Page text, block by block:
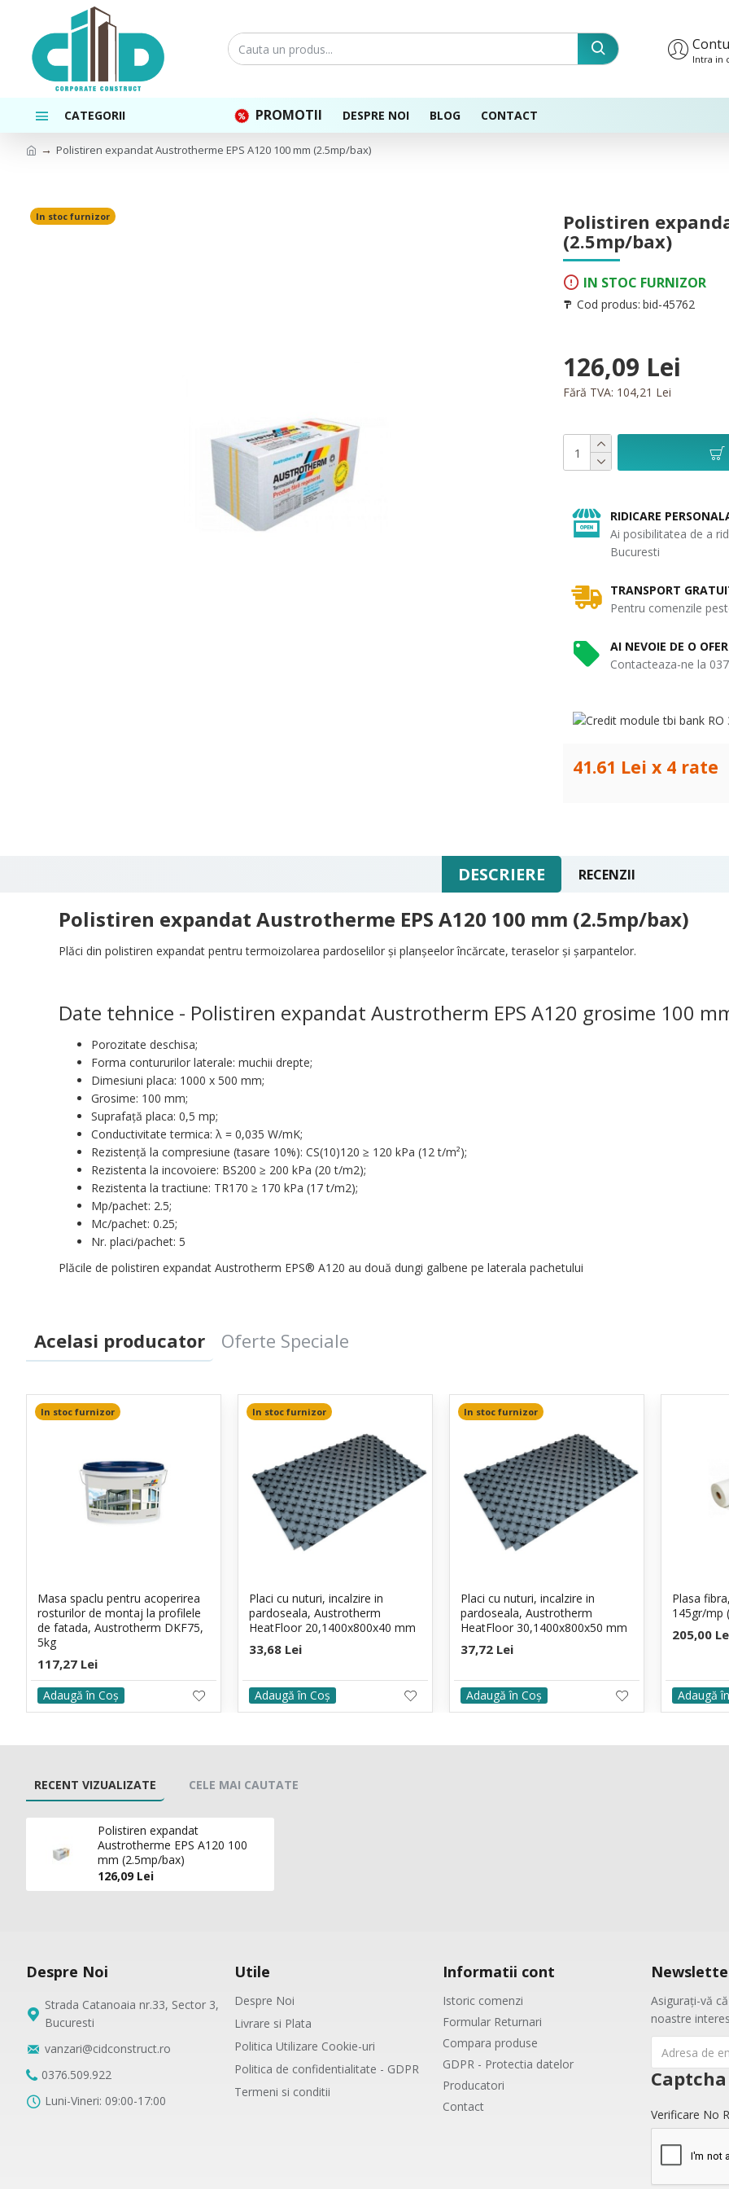
Intra in
CATEGORII PROMOTII DESPRE NOI BLOG CONTACT
Polistiren expandat Austrotherme EPS A120 100 mm (2.5mp/bax)
In stoc furnizor
Polistiren
(2.5mp/bax)
IN STOC FURNIZOR
Cod produs: bid-45762
126,09 Lei
Fără TVA: 104,21 Lei
RIDICARE
Ai posibilitatea de a
Bucuresti
TRANSPORT
Pentru comenzile
AI NEVOIE DE O
Contacteaza-ne la
41.61 Lei x 4 rate
DESCRIERE RECENZII
Polistiren expandat Austrotherme EPS A120 100 mm (2.5mp/bax)
Plăci din polistiren expandat pentru termoizolarea pardoselilor şi planşeelor încărcate, teraselor şi şarpantelor.
Date tehnice - Polistiren expandat Austrotherm EPS A120 grosime 100
Porozitate deschisa;
Forma contururilor laterale: muchii drepte;
Dimesiuni placa: 1000 x 500 mm;
Grosime: 100 mm;
Suprafaţă placa: 0,5 mp;
Conductivitate termica: λ = 0,035 W/mK;
Rezistenţă la compresiune (tasare 10%): CS(10)120 ≥ 120 kPa (12 t/m²);
Rezistenta la incovoiere: BS200 ≥ 200 kPa (20 t/m2);
Rezistenta la tractiune: TR170 ≥ 170 kPa (17 t/m2);
Mp/pachet: 2.5;
Mc/pachet: 0.25;
Nr. placi/pachet: 5
Plăcile de polistiren expandat Austrotherm EPS® A120 au două dungi galbene pe laterala pachetului
Acelasi producator Oferte Speciale
In stoc furnizor
Masa spaclu pentru acoperirea
rosturilor de montaj la profilele
de fatada, Austrotherm DKF75,
5kg
117,27 Lei
Adaugă în Coş
In stoc furnizor
Placi cu nuturi, incalzire in
pardoseala, Austrotherm
HeatFloor 20,1400x800x40 mm
33,68 Lei
Adaugă în Coş
In stoc furnizor
Placi cu nuturi, incalzire in
pardoseala, Austrotherm
HeatFloor 30,1400x800x50 mm
37,72 Lei
Adaugă în Coş
Plasa
145gr/mp
205,00
Adaugă
RECENT VIZUALIZATE CELE MAI CAUTATE
Polistiren expandat
Austrotherme EPS A120 100
mm (2.5mp/bax)
126,09 Lei
Despre Noi
Strada Catanoaia nr.33, Sector 3,
Bucuresti
vanzari@cidconstruct.ro
0376.509.922
Luni-Vineri: 09:00-17:00
Utile
Despre Noi
Livrare si Plata
Politica Utilizare Cookie-uri
Politica de confidentialitate - GDPR
Termeni si conditii
Informatii cont
Istoric comenzi
Formular Returnari
Compara produse
GDPR - Protectia datelor
Producatori
Contact
Asigurați-vă
noastre
Captcha
Verificare No